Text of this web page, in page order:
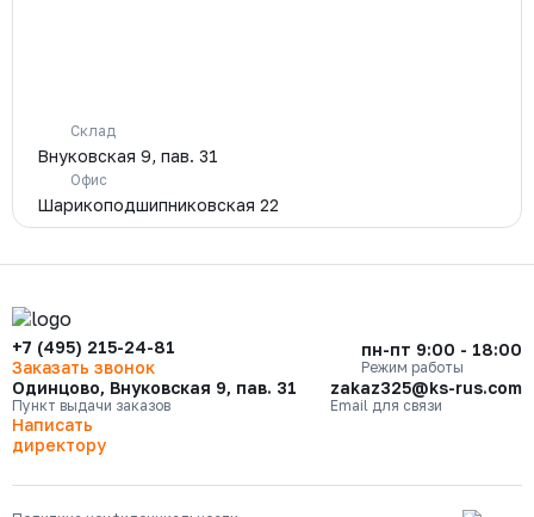
Склад
Внуковская 9, пав. 31
Офис
Шарикоподшипниковская 22
+7 (495) 215-24-81
Заказать звонок
пн-пт 9:00 - 18:00
Режим работы
Одинцово, Внуковская 9, пав. 31
Пункт выдачи заказов
zakaz325@ks-rus.com
Email для связи
Написать
директору